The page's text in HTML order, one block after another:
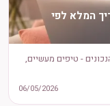
המלא לפי
- טיפים מעשיים,
06/05/2026